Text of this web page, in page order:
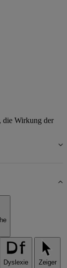
die Wirkung der
Dyslexie Zeiger